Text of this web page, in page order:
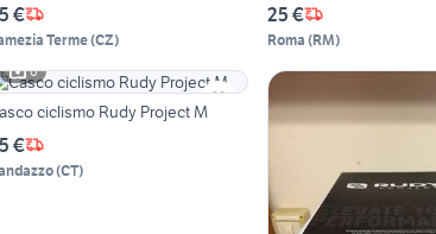
€
Terme(CZ)
25 €
Roma (RM)
6
ciclismo Rudy Project M
€
(CT)